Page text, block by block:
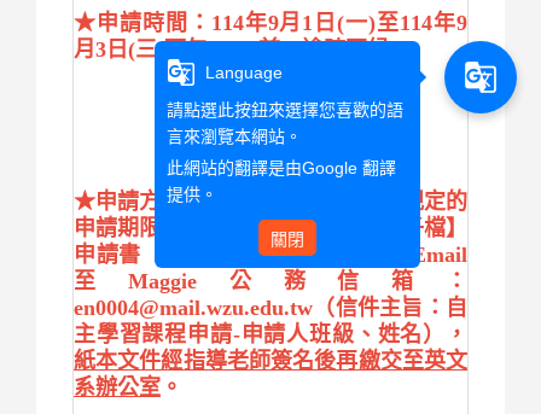
★申請時間：114年9月1日(一)至114年9
月3日(三)下午17:00前，逾時不候。
★申請方式：請英文系同學於系上規定的
申請期限內繳交【紙本】以及【電子檔】
申請書（如底下附件），電子檔請Email
至Maggie公務信箱：
en0004@mail.wzu.edu.tw（信件主旨：自
主學習課程申請-申請人班級、姓名），
紙本文件經指導老師簽名後再繳交至英文
系辦公室 。
g_translate
Language
請點選此按鈕來選擇您喜歡的語
言來瀏覽本網站。
此網站的翻譯是由Google 翻譯
提供。
關閉
g_translate